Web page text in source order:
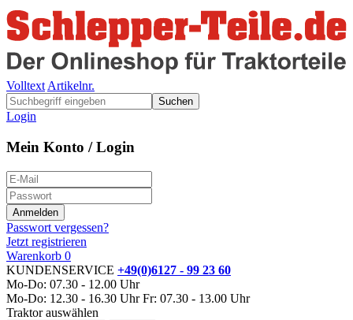
Volltext Artikelnr.
Suchen
Login
Mein Konto / Login
Passwort vergessen?
Jetzt registrieren
Warenkorb 0
KUNDENSERVICE +49(0)6127 - 99 23 60
Mo-Do: 07.30 - 12.00 Uhr
Mo-Do: 12.30 - 16.30 Uhr Fr: 07.30 - 13.00 Uhr
Traktor auswählen